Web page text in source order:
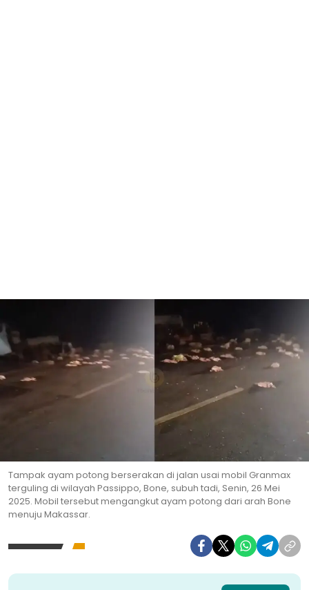
Tampak ayam potong berserakan di jalan usai mobil Granmax
terguling di wilayah Passippo, Bone, subuh tadi, Senin, 26 Mei
2025. Mobil tersebut mengangkut ayam potong dari arah Bone
menuju Makassar.